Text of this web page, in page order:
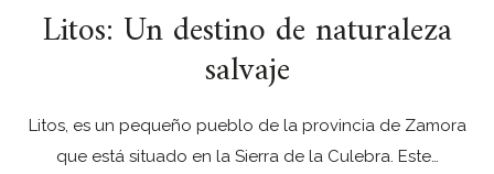
Litos: Un destino de naturaleza
salvaje
Litos, es un pequeño pueblo de la provincia de Zamora
que está situado en la Sierra de la Culebra. Este…